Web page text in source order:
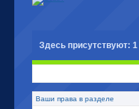
Здесь присутствуют: 1
Ваши права в разделе